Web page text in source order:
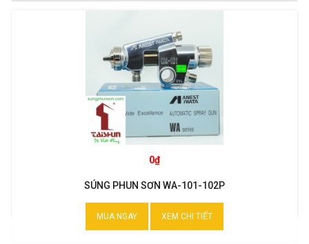
0₫
SÚNG PHUN SƠN WA-101-102P
MUA NGAY XEM CHI TIẾT